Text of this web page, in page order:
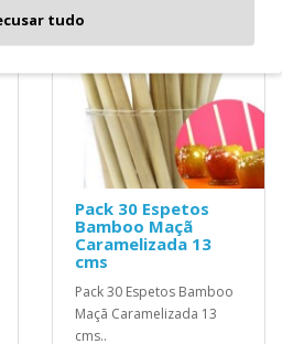
Pack 30 Espetos
Bamboo Maçã
Caramelizada 13
cms
Pack 30 Espetos Bamboo
Maçã Caramelizada 13
cms..
tudo